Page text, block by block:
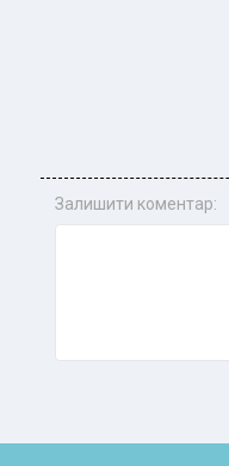
Залишити коментар: